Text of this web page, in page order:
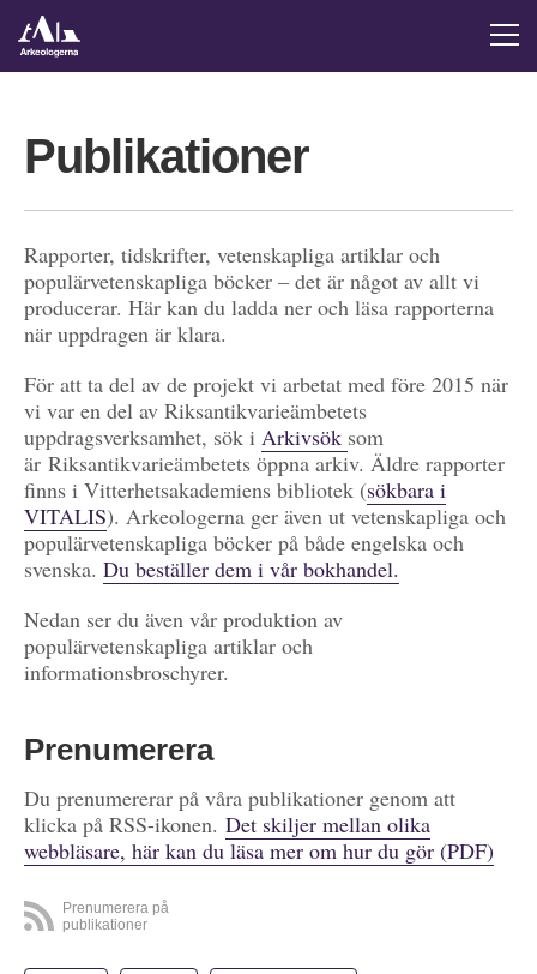
Publikationer
Rapporter, tidskrifter, vetenskapliga artiklar och
populärvetenskapliga böcker – det är något av allt vi
producerar. Här kan du ladda ner och läsa rapporterna
när uppdragen är klara.
För att ta del av de projekt vi arbetat med före 2015 när
vi var en del av Riksantikvarieämbetets
uppdragsverksamhet, sök i Arkivsök som
är Riksantikvarieämbetets öppna arkiv. Äldre rapporter
finns i Vitterhetsakademiens bibliotek (sökbara i
VITALIS). Arkeologerna ger även ut vetenskapliga och
populärvetenskapliga böcker på både engelska och
svenska. Du beställer dem i vår bokhandel.
Nedan ser du även vår produktion av
populärvetenskapliga artiklar och
informationsbroschyrer.
Prenumerera
Du prenumererar på våra publikationer genom att
klicka på RSS-ikonen. Det skiljer mellan olika
webbläsare, här kan du läsa mer om hur du gör (PDF)
Prenumerera på
publikationer